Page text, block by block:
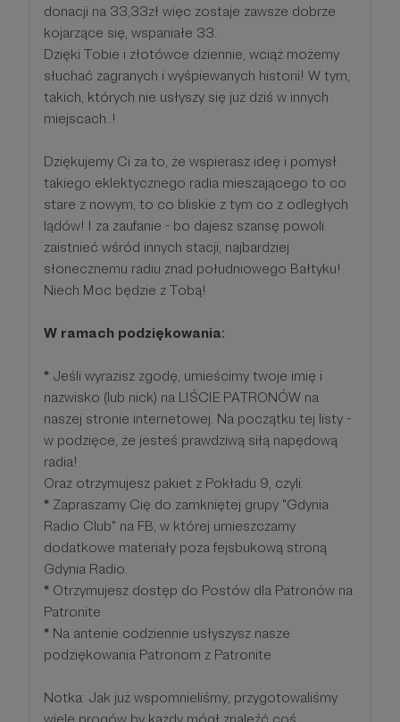
donacji na 33,33zł więc zostaje zawsze dobrze
kojarzące się, wspaniałe 33.
Dzięki Tobie i złotówce dziennie, wciąż możemy
słuchać zagranych i wyśpiewanych historii! W tym,
takich, których nie usłyszy się już dziś w innych
miejscach..!
Dziękujemy Ci za to, że wspierasz ideę i pomysł
takiego eklektycznego radia mieszającego to co
stare z nowym, to co bliskie z tym co z odległych
lądów! I za zaufanie - bo dajesz szansę powoli
zaistnieć wśród innych stacji, najbardziej
słonecznemu radiu znad południowego Bałtyku!
Niech Moc będzie z Tobą!
W ramach podziękowania:
* Jeśli wyrazisz zgodę, umieścimy twoje imię i
nazwisko (lub nick) na LIŚCIE PATRONÓW na
naszej stronie internetowej. Na początku tej listy -
w podzięce, że jesteś prawdziwą siłą napędową
radia!
Oraz otrzymujesz pakiet z Pokładu 9, czyli:
* Zapraszamy Cię do zamkniętej grupy "Gdynia
Radio Club" na FB, w której umieszczamy
dodatkowe materiały poza fejsbukową stroną
Gdynia Radio.
* Otrzymujesz dostęp do Postów dla Patronów na
Patronite
* Na antenie codziennie usłyszysz nasze
podziękowania Patronom z Patronite
Notka: Jak już wspomnieliśmy, przygotowaliśmy